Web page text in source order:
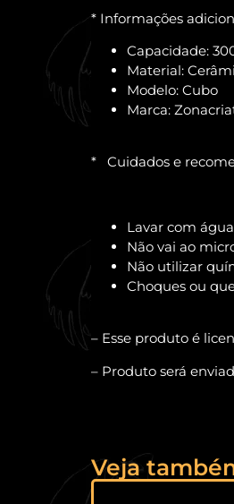
* Informações
Capacidade:
Material:
Modelo: Cubo
Marca:
* Cuidados e
Lavar com
Não vai ao
Não utilizar
Choques ou
– Esse produto é
– Produto será
Veja